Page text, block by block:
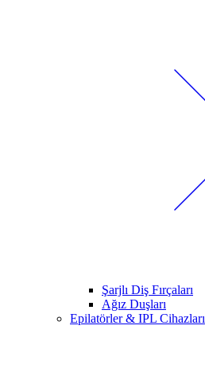
Şarjlı Diş Fırçaları
Ağız Duşları
Epilatörler & IPL Cihazları